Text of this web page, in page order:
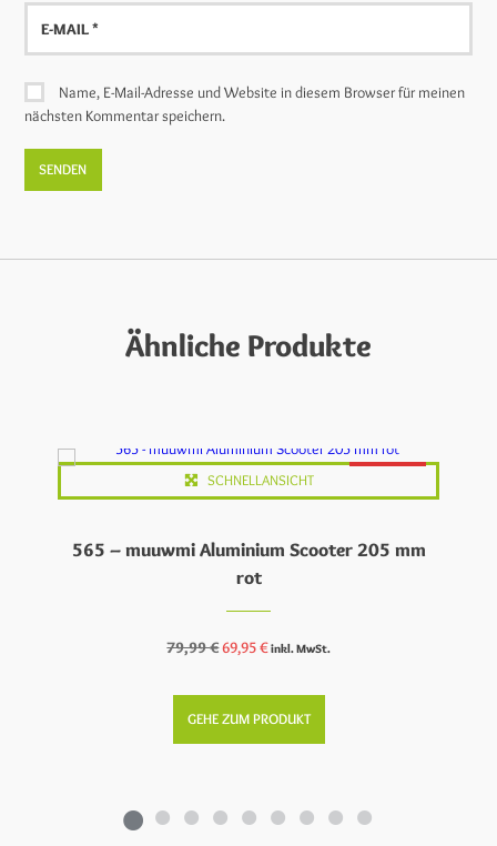
E-
Mail
Name, E-Mail-Adresse und Website in diesem Browser für meinen
nächsten Kommentar speichern.
Ähnliche Produkte
SCHNELLANSICHT
565 – muuwmi Aluminium Scooter 205 mm
rot
79,99€Ursprünglicher
79,99 €
69,95€Aktueller
69,95 €.
inkl. MwSt.
GEHE ZUM PRODUKT